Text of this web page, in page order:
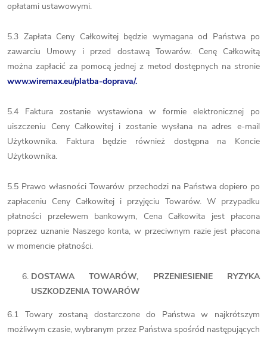
opłatami ustawowymi.
5.3 Zapłata Ceny Całkowitej będzie wymagana od Państwa po
zawarciu Umowy i przed dostawą Towarów. Cenę Całkowitą
można zapłacić za pomocą jednej z metod dostępnych na stronie
www.wiremax.eu/platba-doprava/.
5.4 Faktura zostanie wystawiona w formie elektronicznej po
uiszczeniu Ceny Całkowitej i zostanie wysłana na adres e-mail
Użytkownika. Faktura będzie również dostępna na Koncie
Użytkownika.
5.5 Prawo własności Towarów przechodzi na Państwa dopiero po
zapłaceniu Ceny Całkowitej i przyjęciu Towarów. W przypadku
płatności przelewem bankowym, Cena Całkowita jest płacona
poprzez uznanie Naszego konta, w przeciwnym razie jest płacona
w momencie płatności.
DOSTAWA TOWARÓW, PRZENIESIENIE RYZYKA
USZKODZENIA TOWARÓW
6.1 Towary zostaną dostarczone do Państwa w najkrótszym
możliwym czasie, wybranym przez Państwa spośród następujących